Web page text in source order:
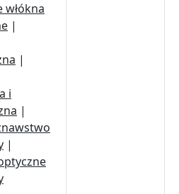
włókna
|
|
i
|
|